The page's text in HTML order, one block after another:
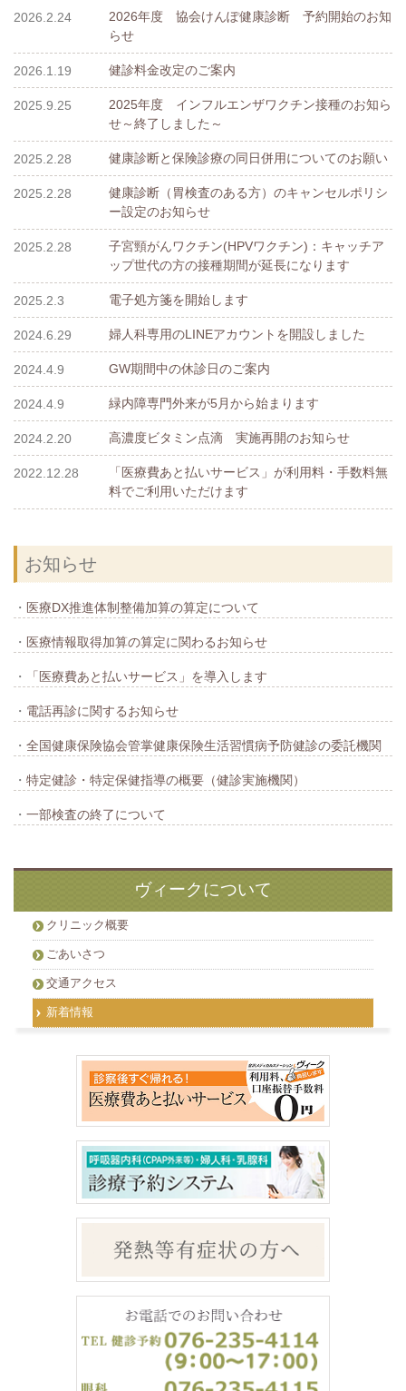
2026.2.24
2026年度 協会けんぽ健康診断 予約開始のお知
らせ
2026.1.19 健診料金改定のご案内
2025.9.25
2025年度 インフルエンザワクチン接種のお知ら
せ～終了しました～
2025.2.28 健康診断と保険診療の同日併用についてのお願い
2025.2.28
健康診断（胃検査のある方）のキャンセルポリシ
ー設定のお知らせ
2025.2.28
子宮頸がんワクチン(HPVワクチン)：キャッチア
ップ世代の方の接種期間が延長になります
2025.2.3 電子処方箋を開始します
2024.6.29 婦人科専用のLINEアカウントを開設しました
2024.4.9 GW期間中の休診日のご案内
2024.4.9 緑内障専門外来が5月から始まります
2024.2.20 高濃度ビタミン点滴 実施再開のお知らせ
2022.12.28
「医療費あと払いサービス」が利用料・手数料無
料でご利用いただけます
お知らせ
医療DX推進体制整備加算の算定について
医療情報取得加算の算定に関わるお知らせ
「医療費あと払いサービス」を導入します
電話再診に関するお知らせ
全国健康保険協会管掌健康保険生活習慣病予防健診の委託機関
特定健診・特定保健指導の概要（健診実施機関）
一部検査の終了について
ヴィークについて
クリニック概要
ごあいさつ
交通アクセス
新着情報